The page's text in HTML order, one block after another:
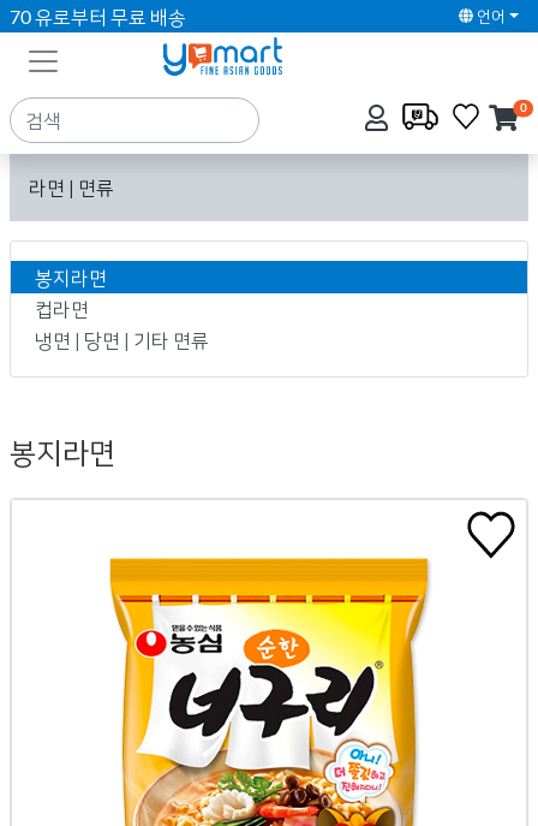
70 유로부터 무료 배송 언어
0
라면 | 면류
봉지라면
컵라면
냉면 | 당면 | 기타 면류
봉지라면